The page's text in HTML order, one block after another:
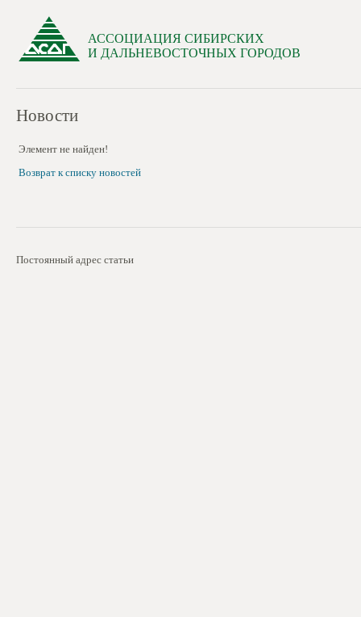
АССОЦИАЦИЯ СИБИРСКИХ
И ДАЛЬНЕВОСТОЧНЫХ ГОРОДОВ
Новости
Элемент не найден!
Возврат к списку новостей
Постоянный адрес статьи